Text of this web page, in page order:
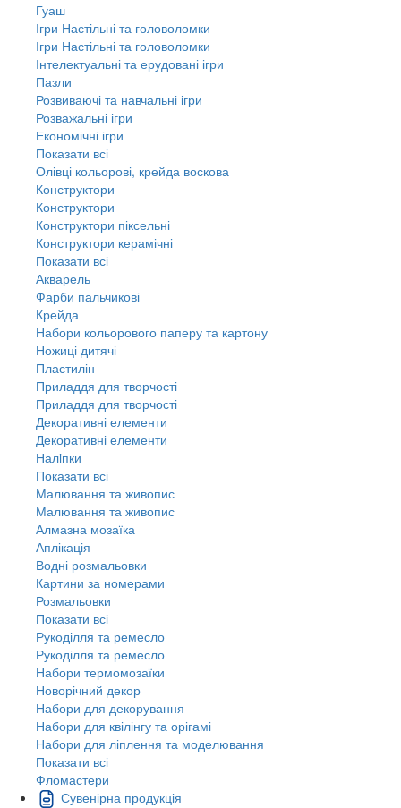
Гуаш
Ігри Настільні та головоломки
Ігри Настільні та головоломки
Інтелектуальні та ерудовані ігри
Пазли
Розвиваючі та навчальні ігри
Розважальні ігри
Економічні ігри
Показати всі
Олівці кольорові, крейда воскова
Конструктори
Конструктори
Конструктори піксельні
Конструктори керамічні
Показати всі
Акварель
Фарби пальчикові
Крейда
Набори кольорового паперу та картону
Ножиці дитячі
Пластилін
Приладдя для творчості
Приладдя для творчості
Декоративні елементи
Декоративні елементи
Налiпки
Показати всі
Малювання та живопис
Малювання та живопис
Алмазна мозаїка
Аплікація
Водні розмальовки
Картини за номерами
Розмальовки
Показати всі
Рукоділля та ремесло
Рукоділля та ремесло
Набори термомозаїки
Новорічний декор
Набори для декорування
Набори для квілінгу та орігамі
Набори для ліплення та моделювання
Показати всі
Фломастери
Сувенірна продукція